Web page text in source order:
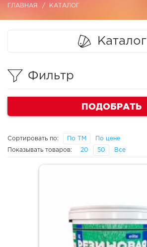
ГЛАВНАЯ КАТАЛОГ
Каталог
Фильтр
ПОДОБРАТЬ
Сортировать по: По ТМ По цене
Показывать товаров: 20 50 Все